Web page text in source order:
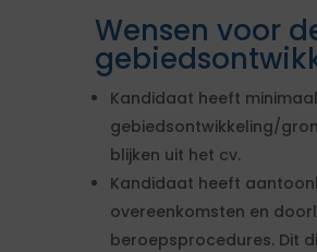
Wensen voor
Kandidaat heeft
gebiedsontwikkeling/
blijken uit het cv.
Kandidaat heeft
overeenkomsten en
beroepsprocedures. Dit